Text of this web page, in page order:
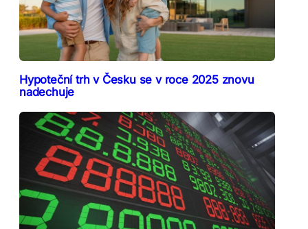
Hypoteční trh v Česku se v roce 2025 znovu
nadechuje